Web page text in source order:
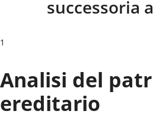
successoria a
1
Analisi del
ereditario